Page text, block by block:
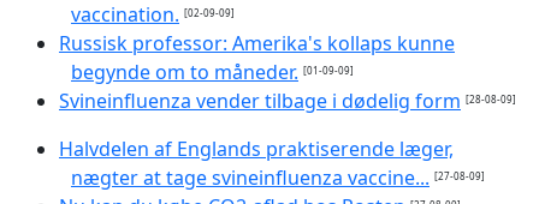
vaccination. [02-09-09]
Russisk professor: Amerika's kollaps kunne
begynde om to måneder. [01-09-09]
Svineinfluenza vender tilbage i dødelig form [28-08-09]
Halvdelen af Englands praktiserende læger,
nægter at tage svineinfluenza vaccine... [27-08-09]